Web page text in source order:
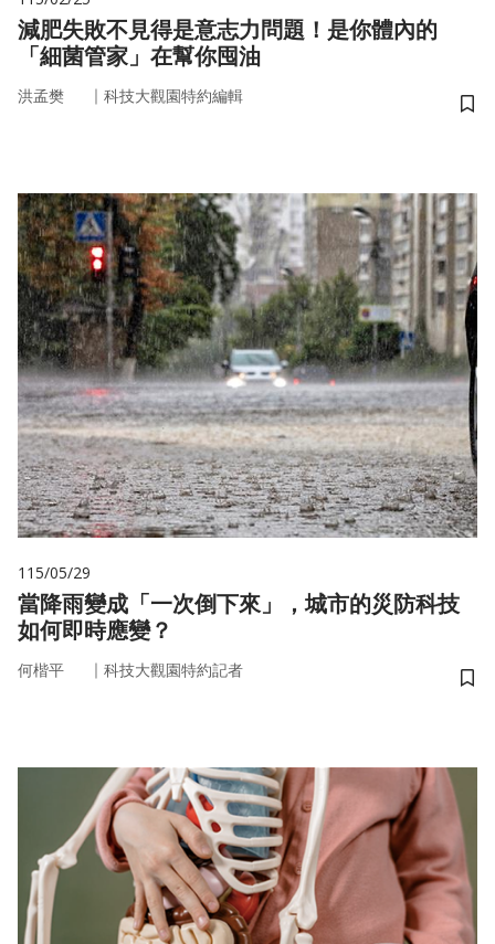
減肥失敗不見得是意志力問題！是你體內的
「細菌管家」在幫你囤油
洪孟樊 ｜ 科技大觀園特約編輯
儲
115/05/29
當降雨變成「一次倒下來」，城市的災防科技
如何即時應變？
何楷平 ｜ 科技大觀園特約記者
儲